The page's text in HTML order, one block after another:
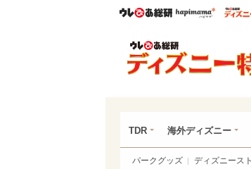
ウレぴあ総研
ハピ
TDR 海外ディズニー
パークグッズ ディズニース